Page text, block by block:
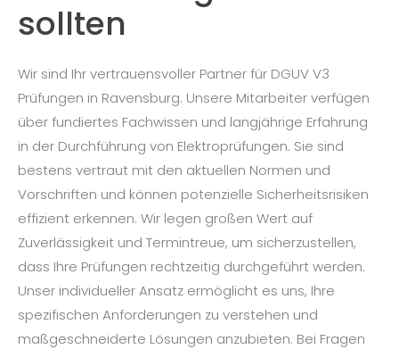
sollten
Wir sind Ihr vertrauensvoller Partner für DGUV V3
Prüfungen in Ravensburg. Unsere Mitarbeiter verfügen
über fundiertes Fachwissen und langjährige Erfahrung
in der Durchführung von Elektroprüfungen. Sie sind
bestens vertraut mit den aktuellen Normen und
Vorschriften und können potenzielle Sicherheitsrisiken
effizient erkennen. Wir legen großen Wert auf
Zuverlässigkeit und Termintreue, um sicherzustellen,
dass Ihre Prüfungen rechtzeitig durchgeführt werden.
Unser individueller Ansatz ermöglicht es uns, Ihre
spezifischen Anforderungen zu verstehen und
maßgeschneiderte Lösungen anzubieten. Bei Fragen